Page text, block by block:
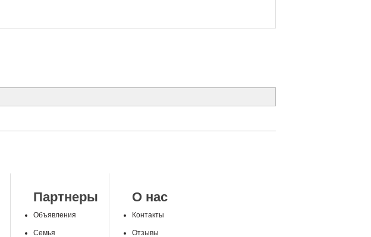
Партнеры
Объявления
Семья
О нас
Контакты
Отзывы